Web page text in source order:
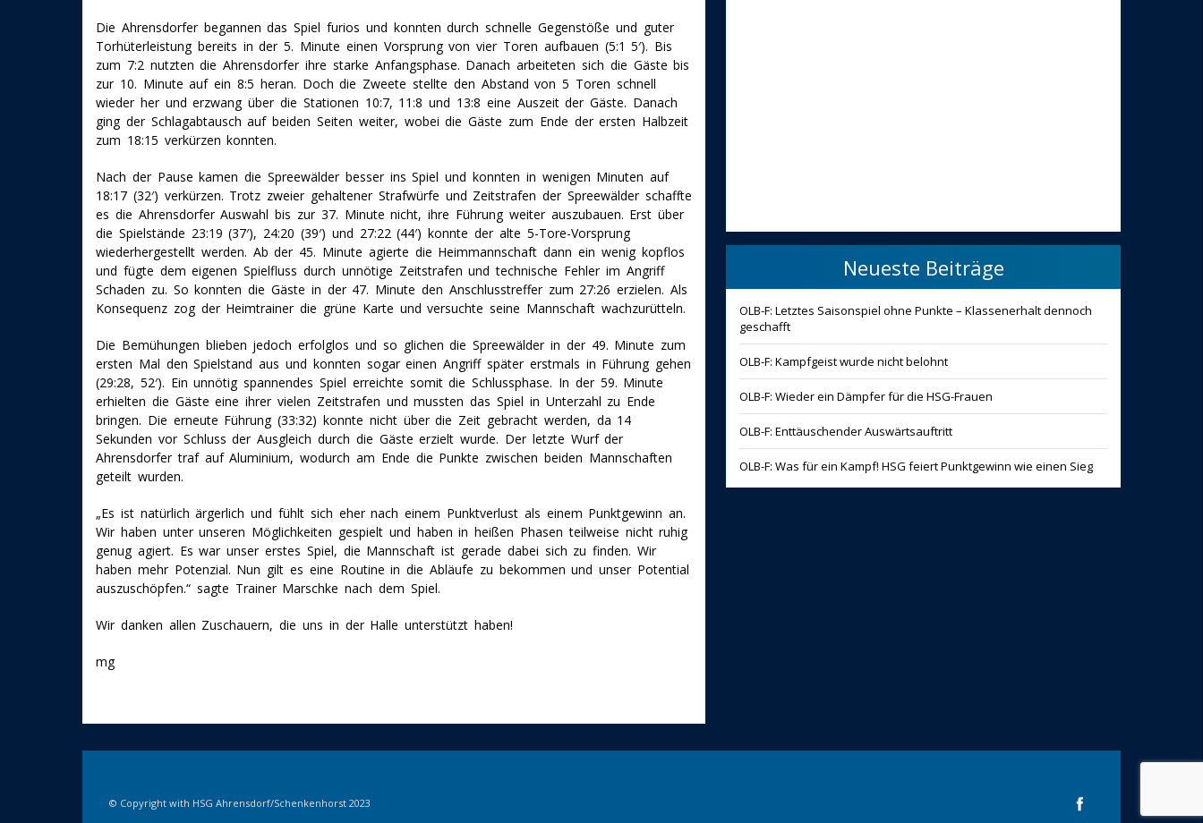
Die Ahrensdorfer begannen das Spiel furios und konnten durch schnelle Gegenstöße und guter
Torhüterleistung bereits in der 5. Minute einen Vorsprung von vier Toren aufbauen (5:1 5′). Bis
zum 7:2 nutzten die Ahrensdorfer ihre starke Anfangsphase. Danach arbeiteten sich die Gäste bis
zur 10. Minute auf ein 8:5 heran. Doch die Zweete stellte den Abstand von 5 Toren schnell
wieder her und erzwang über die Stationen 10:7, 11:8 und 13:8 eine Auszeit der Gäste. Danach
ging der Schlagabtausch auf beiden Seiten weiter, wobei die Gäste zum Ende der ersten Halbzeit
zum 18:15 verkürzen konnten.
Nach der Pause kamen die Spreewälder besser ins Spiel und konnten in wenigen Minuten auf
18:17 (32′) verkürzen. Trotz zweier gehaltener Strafwürfe und Zeitstrafen der Spreewälder schaffte
es die Ahrensdorfer Auswahl bis zur 37. Minute nicht, ihre Führung weiter auszubauen. Erst über
die Spielstände 23:19 (37′), 24:20 (39′) und 27:22 (44′) konnte der alte 5-Tore-Vorsprung
wiederhergestellt werden. Ab der 45. Minute agierte die Heimmannschaft dann ein wenig kopflos
und fügte dem eigenen Spielfluss durch unnötige Zeitstrafen und technische Fehler im Angriff
Schaden zu. So konnten die Gäste in der 47. Minute den Anschlusstreffer zum 27:26 erzielen. Als
Konsequenz zog der Heimtrainer die grüne Karte und versuchte seine Mannschaft wachzurütteln.
Die Bemühungen blieben jedoch erfolglos und so glichen die Spreewälder in der 49. Minute zum
ersten Mal den Spielstand aus und konnten sogar einen Angriff später erstmals in Führung gehen
(29:28, 52′). Ein unnötig spannendes Spiel erreichte somit die Schlussphase. In der 59. Minute
erhielten die Gäste eine ihrer vielen Zeitstrafen und mussten das Spiel in Unterzahl zu Ende
bringen. Die erneute Führung (33:32) konnte nicht über die Zeit gebracht werden, da 14
Sekunden vor Schluss der Ausgleich durch die Gäste erzielt wurde. Der letzte Wurf der
Ahrensdorfer traf auf Aluminium, wodurch am Ende die Punkte zwischen beiden Mannschaften
geteilt wurden.
„Es ist natürlich ärgerlich und fühlt sich eher nach einem Punktverlust als einem Punktgewinn an.
Wir haben unter unseren Möglichkeiten gespielt und haben in heißen Phasen teilweise nicht ruhig
genug agiert. Es war unser erstes Spiel, die Mannschaft ist gerade dabei sich zu finden. Wir
haben mehr Potenzial. Nun gilt es eine Routine in die Abläufe zu bekommen und unser Potential
auszuschöpfen.“ sagte Trainer Marschke nach dem Spiel.
Wir danken allen Zuschauern, die uns in der Halle unterstützt haben!
mg
Neueste Beiträge
OLB-F: Letztes Saisonspiel ohne Punkte – Klassenerhalt dennoch
geschafft
OLB-F: Kampfgeist wurde nicht belohnt
OLB-F: Wieder ein Dämpfer für die HSG-Frauen
OLB-F: Enttäuschender Auswärtsauftritt
OLB-F: Was für ein Kampf! HSG feiert Punktgewinn wie einen Sieg
© Copyright with HSG Ahrensdorf/Schenkenhorst 2023